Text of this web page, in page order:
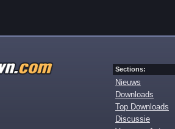
Sections:
Nieuws
Downloads
Top Downloads
Discussie